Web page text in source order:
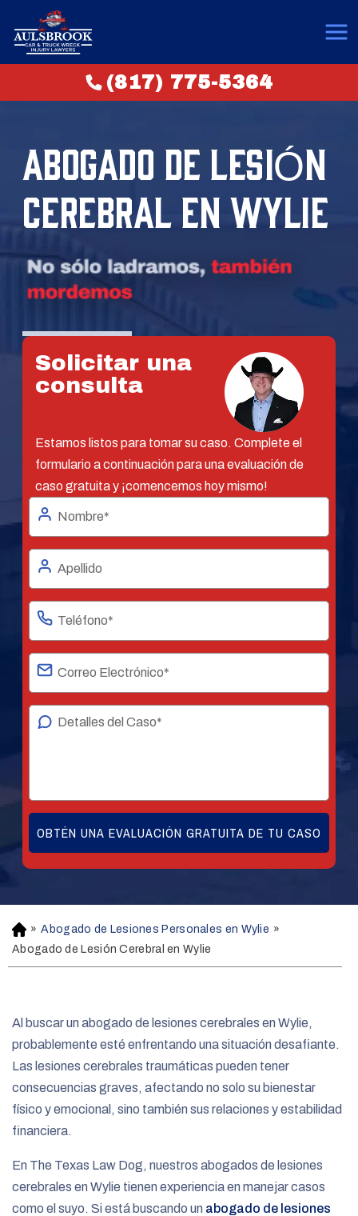
(817) 775-5364
ABOGADO DE LESIÓN
CEREBRAL EN WYLIE
Solicitar una
consulta
Estamos listos para tomar su caso. Complete el
formulario a continuación para una evaluación de
caso gratuita y ¡comencemos hoy mismo!
H
o
m
» Abogado de Lesiones Personales en Wylie »
Abogado de Lesión Cerebral en Wylie
Al buscar un abogado de lesiones cerebrales en Wylie,
probablemente esté enfrentando una situación desafiante.
Las lesiones cerebrales traumáticas pueden tener
consecuencias graves, afectando no solo su bienestar
físico y emocional, sino también sus relaciones y estabilidad
financiera.
En The Texas Law Dog, nuestros abogados de lesiones
cerebrales en Wylie tienen experiencia en manejar casos
como el suyo. Si está buscando un abogado de lesiones